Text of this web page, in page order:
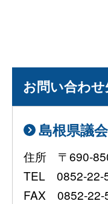
お問い合わ
島根県議会
住所 〒690-
TEL 0852-22-
FAX 0852-22-